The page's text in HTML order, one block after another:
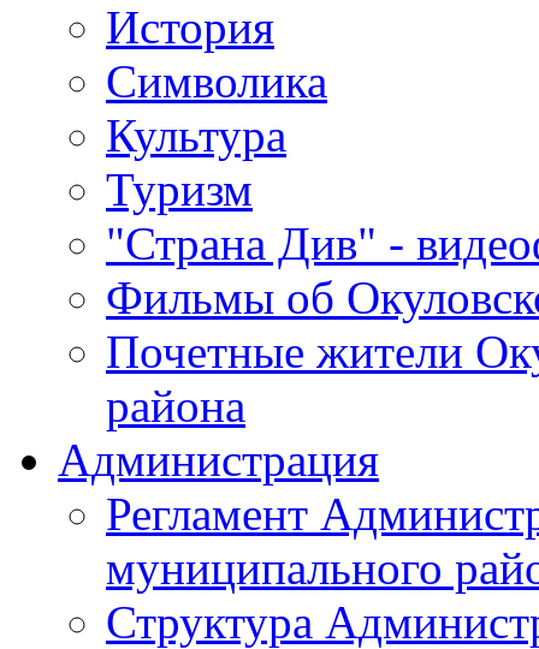
История
Символика
Культура
Туризм
"Страна Див" -
Фильмы об
Почетные жители
района
Администрация
Регламент
муниципального
Структура